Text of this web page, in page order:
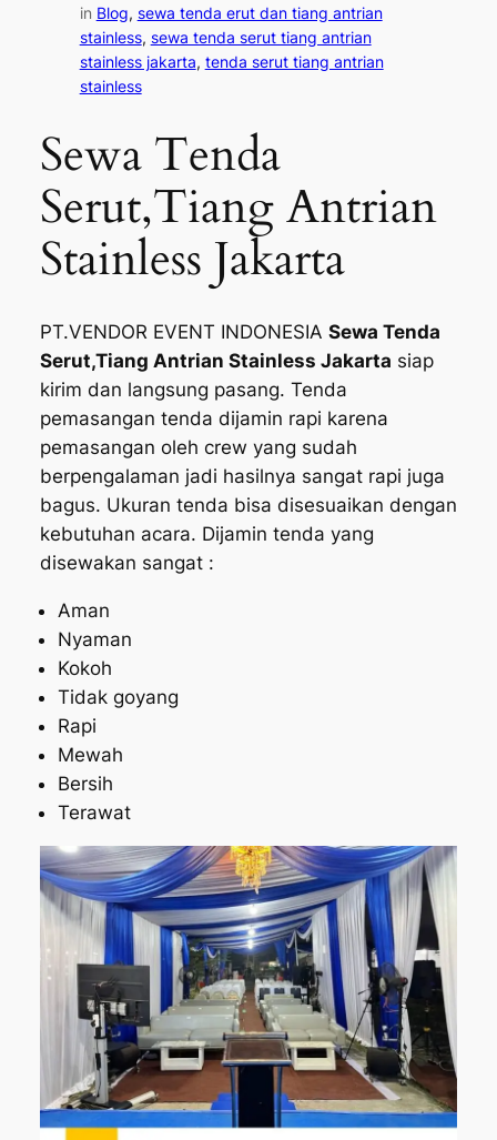
in Blog, sewa tenda erut dan tiang antrian
stainless, sewa tenda serut tiang antrian
stainless jakarta, tenda serut tiang antrian
stainless
Sewa Tenda
Serut,Tiang Antrian
Stainless Jakarta
PT.VENDOR EVENT INDONESIA Sewa Tenda
Serut,Tiang Antrian Stainless Jakarta siap
kirim dan langsung pasang. Tenda
pemasangan tenda dijamin rapi karena
pemasangan oleh crew yang sudah
berpengalaman jadi hasilnya sangat rapi juga
bagus. Ukuran tenda bisa disesuaikan dengan
kebutuhan acara. Dijamin tenda yang
disewakan sangat :
Aman
Nyaman
Kokoh
Tidak goyang
Rapi
Mewah
Bersih
Terawat